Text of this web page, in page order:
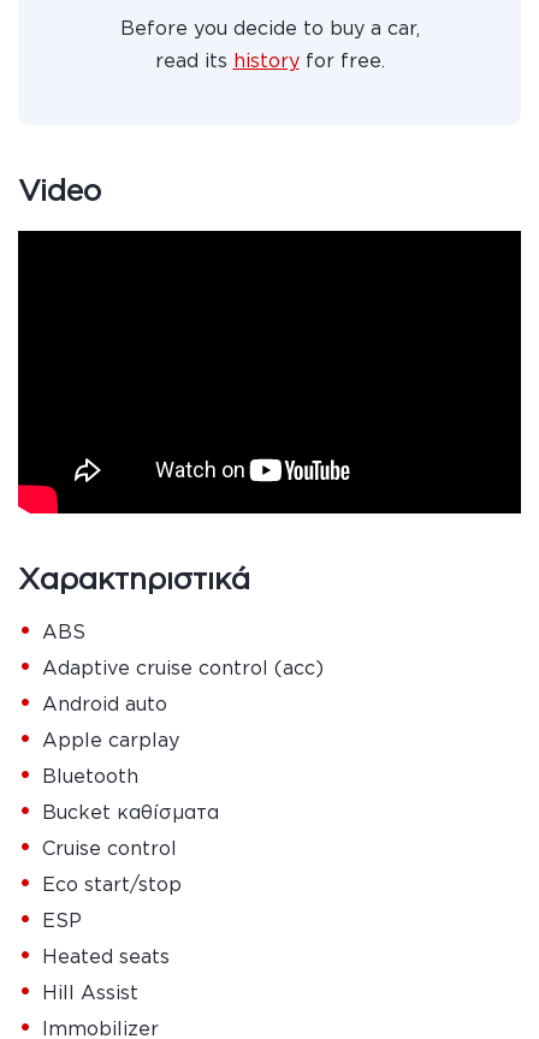
Before you decide to buy a car,
read its historyfor free.
Video
Χαρακτηριστικά
• ABS
• Adaptive cruise control (acc)
• Android auto
• Apple carplay
• Bluetooth
• Bucket καθίσματα
• Cruise control
• Eco start/stop
• ESP
• Heated seats
• Hill Assist
• Immobilizer